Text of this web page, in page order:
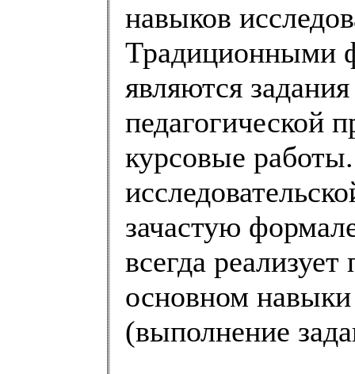
навыков
Традиционными
являются
педагогической
курсовые
зачастую
всегда
основном навыки
(выполнение